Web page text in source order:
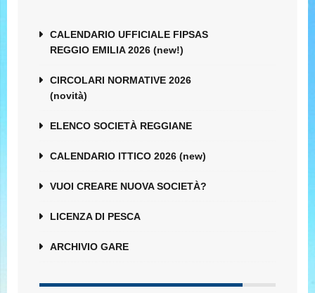
CALENDARIO UFFICIALE FIPSAS
REGGIO EMILIA 2026 (new!)
CIRCOLARI NORMATIVE 2026
(novità)
ELENCO SOCIETÀ REGGIANE
CALENDARIO ITTICO 2026 (new)
VUOI CREARE NUOVA SOCIETÀ?
LICENZA DI PESCA
ARCHIVIO GARE